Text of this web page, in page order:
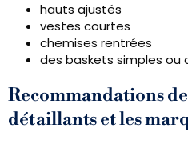
hauts ajustés
vestes courtes
chemises rentrées
des baskets simples
Recommandations
détaillants et les